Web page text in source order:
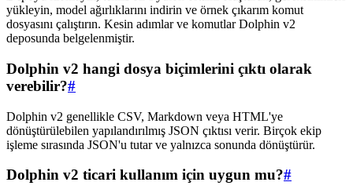
yükleyin, model ağırlıklarını indirin ve örnek çıkarım komut
dosyasını çalıştırın. Kesin adımlar ve komutlar Dolphin v2
deposunda belgelenmiştir.
Dolphin v2 hangi dosya biçimlerini çıktı olarak
verebilir?#
Dolphin v2 genellikle CSV, Markdown veya HTML'ye
dönüştürülebilen yapılandırılmış JSON çıktısı verir. Birçok ekip
işleme sırasında JSON'u tutar ve yalnızca sonunda dönüştürür.
Dolphin v2 ticari kullanım için uygun mu?#